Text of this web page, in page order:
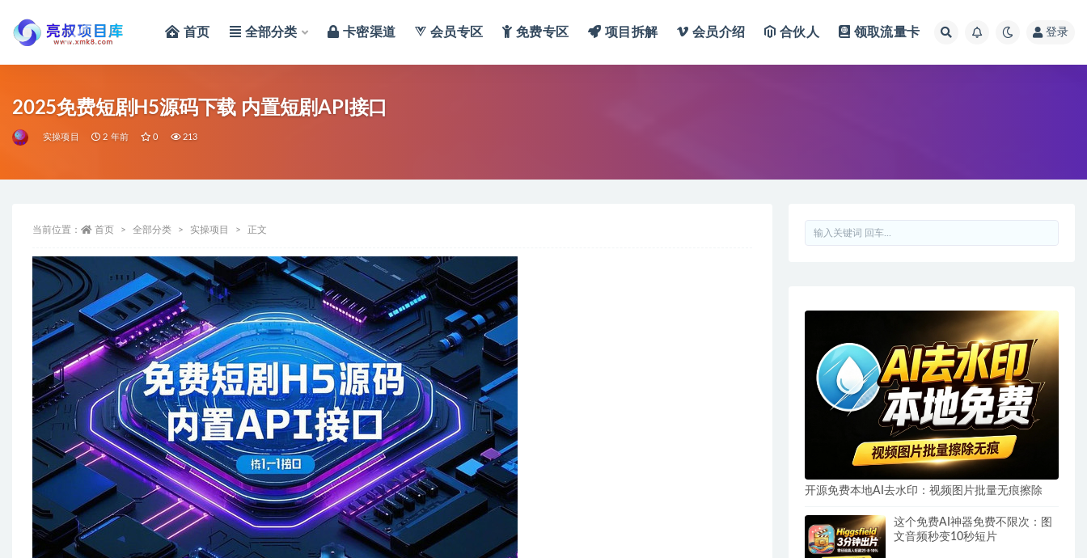
首页 全部分类 卡密渠道 会员专区 免费专区 项目拆解 会员介绍 合伙人 领取流量卡 登录
2025免费短剧H5源码下载 内置短剧API接口
实操项目 2 年前 0 213
当前位置： 首页 全部分类 实操项目 正文
开源免费本地AI去水印：视频图片批量无痕擦除
这个免费AI神器免费不限次：图
文音频秒变10秒短片